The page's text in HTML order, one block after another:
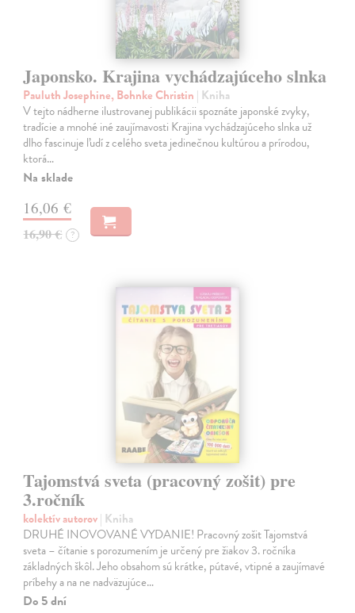
Japonsko. Krajina vychádzajúceho slnka
Pauluth Josephine, Bohnke Christin | Kniha
V tejto nádherne ilustrovanej publikácii spoznáte japonské zvyky,
tradície a mnohé iné zaujímavosti Krajina vychádzajúceho slnka už
dlho fascinuje ľudí z celého sveta jedinečnou kultúrou a prírodou,
ktorá…
Na sklade
16,06 €
16,90 € ?
Tajomstvá sveta (pracovný zošit) pre
3.ročník
kolektív autorov| Kniha
DRUHÉ INOVOVANÉ VYDANIE! Pracovný zošit Tajomstvá
sveta – čítanie s porozumením je určený pre žiakov 3. ročníka
základných škôl. Jeho obsahom sú krátke, pútavé, vtipné a zaujímavé
príbehy a na ne nadväzujúce…
Do 5 dní